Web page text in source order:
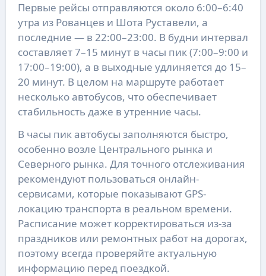
Первые рейсы отправляются около 6:00–6:40
утра из Рованцев и Шота Руставели, а
последние — в 22:00–23:00. В будни интервал
составляет 7–15 минут в часы пик (7:00–9:00 и
17:00–19:00), а в выходные удлиняется до 15–
20 минут. В целом на маршруте работает
несколько автобусов, что обеспечивает
стабильность даже в утренние часы.
В часы пик автобусы заполняются быстро,
особенно возле Центрального рынка и
Северного рынка. Для точного отслеживания
рекомендуют пользоваться онлайн-
сервисами, которые показывают GPS-
локацию транспорта в реальном времени.
Расписание может корректироваться из-за
праздников или ремонтных работ на дорогах,
поэтому всегда проверяйте актуальную
информацию перед поездкой.